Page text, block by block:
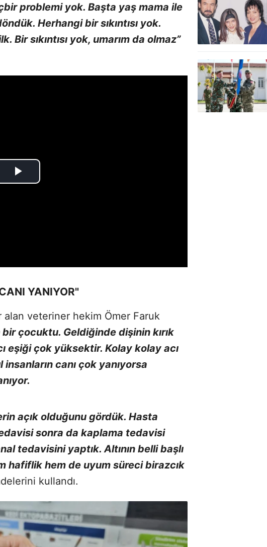
problemi yok. Başta yaş mama ile
Herhangi bir sıkıntısı yok.
Bir sıkıntısı yok, umarım da olmaz”
YANIYOR"
veteriner hekim Ömer Faruk
çocuktu. Geldiğinde dişinin kırık
eşiği çok yüksektir. Kolay kolay acı
insanların canı çok yanıyorsa
açık olduğunu gördük. Hasta
sonra da kaplama tedavisi
tedavisini yaptık. Altının belli başlı
hafiflik hem de uyum süreci birazcık
kullandı.